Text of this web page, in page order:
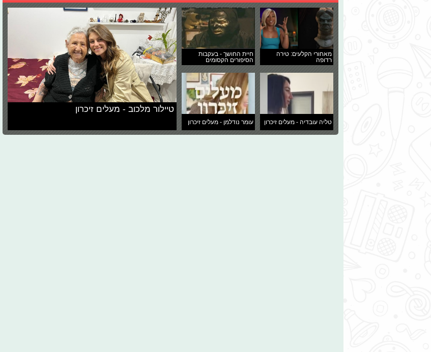
מאחורי הקלעים: טירה
רדופה
חיית החושך - בעקבות
הסיפורים הקסומים
טליה עובדיה - מעלים זיכרון עומר נודלמן - מעלים זיכרון
טיילור מלכוב - מעלים זיכרון